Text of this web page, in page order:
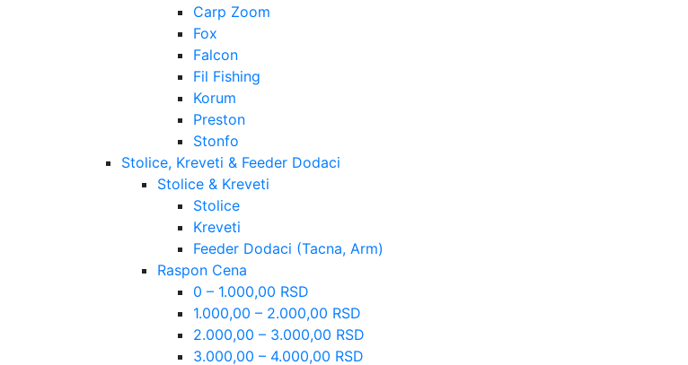
Carp Zoom
Fox
Falcon
Fil Fishing
Korum
Preston
Stonfo
Stolice, Kreveti & Feeder Dodaci
Stolice & Kreveti
Stolice
Kreveti
Feeder Dodaci (Tacna, Arm)
Raspon Cena
0 – 1.000,00 RSD
1.000,00 – 2.000,00 RSD
2.000,00 – 3.000,00 RSD
3.000,00 – 4.000,00 RSD